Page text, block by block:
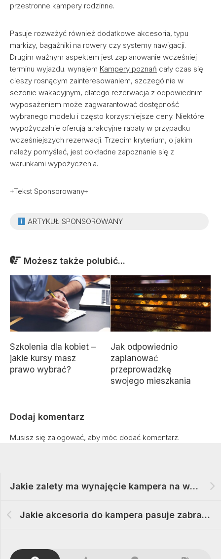
przestronne kampery rodzinne.
Pasuje rozważyć również dodatkowe akcesoria, typu
markizy, bagażniki na rowery czy systemy nawigacji.
Drugim ważnym aspektem jest zaplanowanie wcześniej
terminu wyjazdu. wynajem Kampery poznań cały czas się
cieszy rosnącym zainteresowaniem, szczególnie w
sezonie wakacyjnym, dlatego rezerwacja z odpowiednim
wyposażeniem może zagwarantować dostępność
wybranego modelu i często korzystniejsze ceny. Niektóre
wypożyczalnie oferują atrakcyjne rabaty w przypadku
wcześniejszych rezerwacji. Trzecim kryterium, o jakim
należy pomyśleć, jest dokładne zapoznanie się z
warunkami wypożyczenia.
+Tekst Sponsorowany+
ARTYKUŁ SPONSOROWANY
Możesz także polubić...
Szkolenia dla kobiet –
jakie kursy masz
prawo wybrać?
Jak odpowiednio
zaplanować
przeprowadzkę
swojego mieszkania
Dodaj komentarz
Musisz się zalogować, aby móc dodać komentarz.
Jakie zalety ma wynajęcie kampera na wakacyjny wyjazd
Jakie akcesoria do kampera pasuje zabrać ze sobą w podróż